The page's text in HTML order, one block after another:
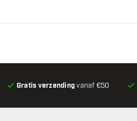
Gratis verzendingvanaf €50